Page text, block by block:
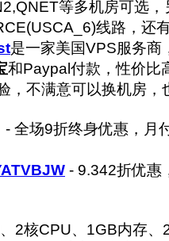
等多机房可选
线路，还
是一家美国VPS服务商
和Paypal付款，性价比
，不满意可以换机房，
- 全场9折终身优惠，月
- 9.342折优惠
2核CPU、1GB内存